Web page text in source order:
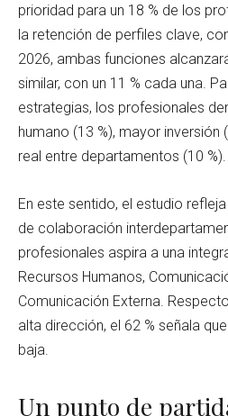
prioridad para un 18 % de los
la retención de perfiles clave,
2026, ambas funciones
similar, con un 11 % cada una.
estrategias, los profesionales
humano (13 %), mayor inversión
real entre departamentos (10 %).
En este sentido, el estudio
de colaboración
profesionales aspira a una
Recursos Humanos,
Comunicación Externa.
alta dirección, el 62 % señala
baja.
Un punto de